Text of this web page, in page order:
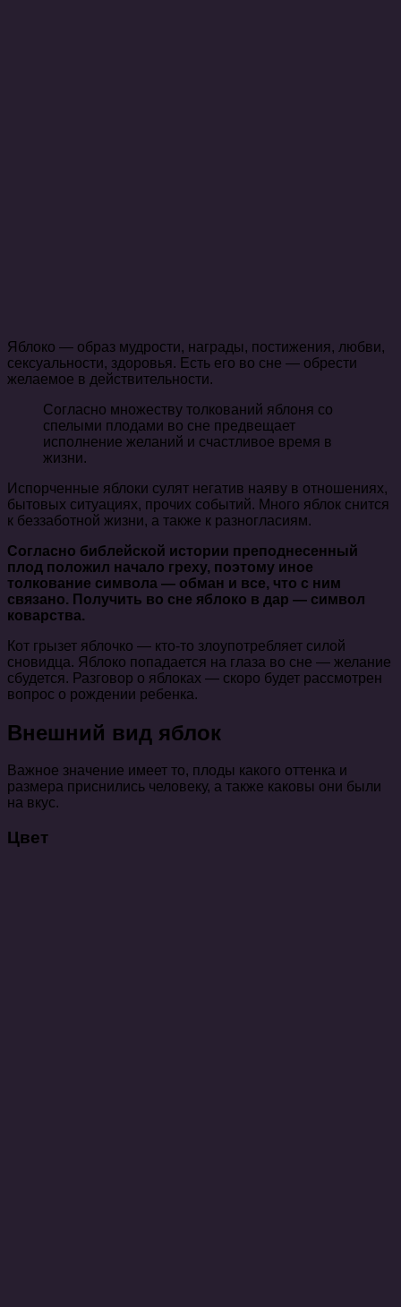
Яблоко — образ мудрости, награды, постижения, любви,
сексуальности, здоровья. Есть его во сне — обрести
желаемое в действительности.
Согласно множеству толкований яблоня со
спелыми плодами во сне предвещает
исполнение желаний и счастливое время в
жизни.
Испорченные яблоки сулят негатив наяву в отношениях,
бытовых ситуациях, прочих событий. Много яблок снится
к беззаботной жизни, а также к разногласиям.
Согласно библейской истории преподнесенный
плод положил начало греху, поэтому иное
толкование символа — обман и все, что с ним
связано. Получить во сне яблоко в дар — символ
коварства.
Кот грызет яблочко — кто-то злоупотребляет силой
сновидца. Яблоко попадается на глаза во сне — желание
сбудется. Разговор о яблоках — скоро будет рассмотрен
вопрос о рождении ребенка.
Внешний вид яблок
Важное значение имеет то, плоды какого оттенка и
размера приснились человеку, а также каковы они были
на вкус.
Цвет